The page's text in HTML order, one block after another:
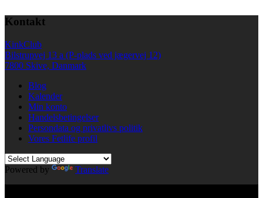
Kontakt
KinkClub
Bilstrupvej 13 a (P-plads ved jægervej 12)
7800 Skive, Danmark
Blog
Kalender
Min konto
Handelsbetingelser
Persondata og privatlivs politik
Vores Fetlife profil
Powered by
Translate